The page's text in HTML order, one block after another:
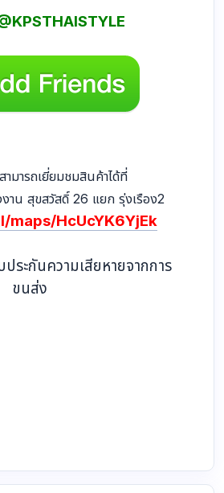
มารถเยี่ยมชมสินค้าได้ที่
าน สุขสวัสดิ์ 26 แยก รุ่งเรือง2
HcUcYK6YjEk
ระกันความเสียหายจากการ
ขนส่ง